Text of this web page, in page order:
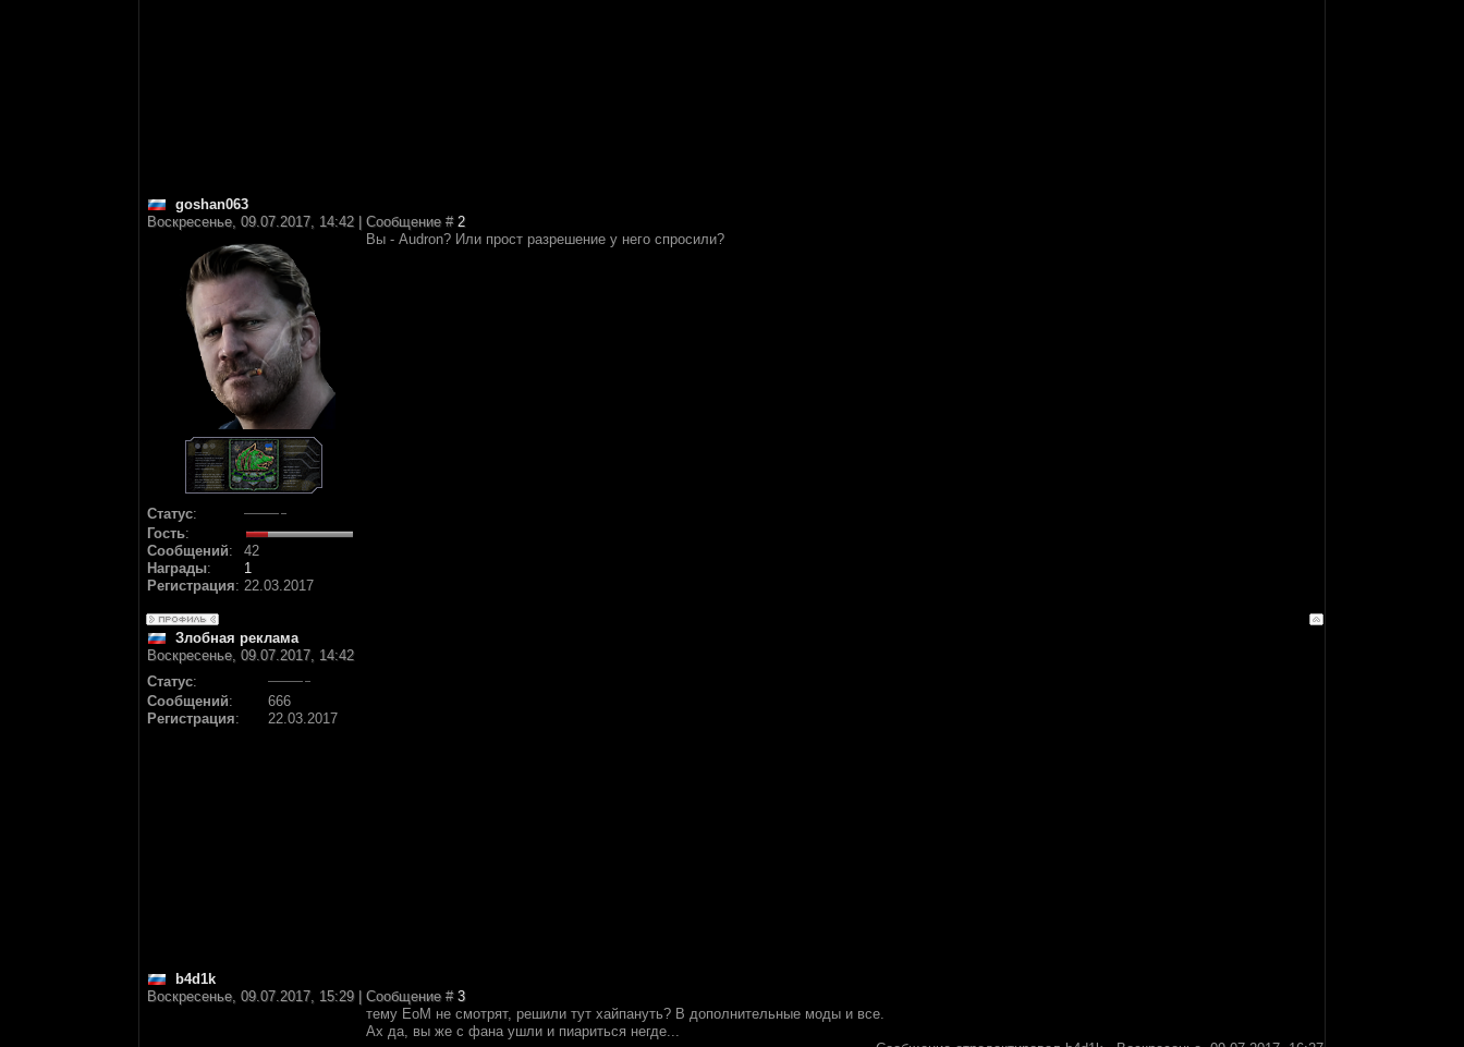
goshan063
Воскресенье, 09.07.2017, 14:42 | Сообщение # 2
Статус:
Гость:
Сообщений:
42
Награды:
1
Регистрация: 22.03.2017
Вы - Audron? Или прост разрешение у него спросили?
Злобная реклама
Воскресенье, 09.07.2017, 14:42
Статус:
Сообщений:
666
Регистрация: 22.03.2017
b4d1k
Воскресенье, 09.07.2017, 15:29 | Сообщение # 3
тему ЕоМ не смотрят, решили тут хайпануть? В дополнительные моды и все.
Ах да, вы же с фана ушли и пиариться негде...